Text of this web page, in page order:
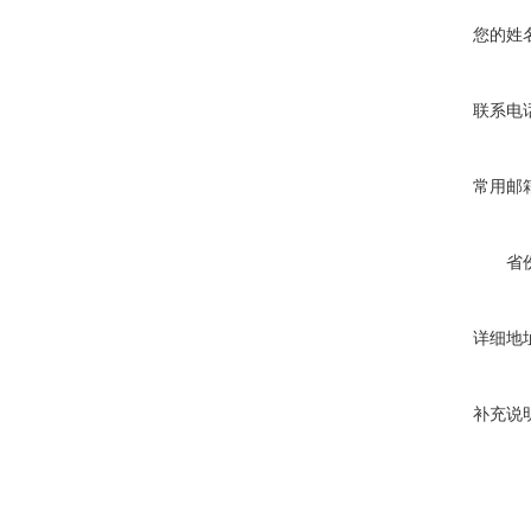
您的姓
联系电
常用邮
省
详细地
补充说